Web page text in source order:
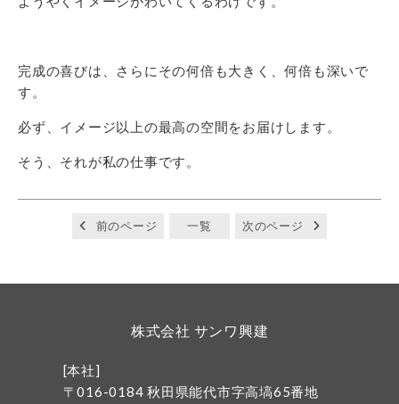
完成の喜びは、さらにその何倍も大きく、何倍も深いで
す。
必ず、イメージ以上の最高の空間をお届けします。
そう、それが私の仕事です。
前のページ 一覧 次のページ
株式会社 サンワ興建
[本社]
〒016-0184 秋田県能代市字高塙65番地